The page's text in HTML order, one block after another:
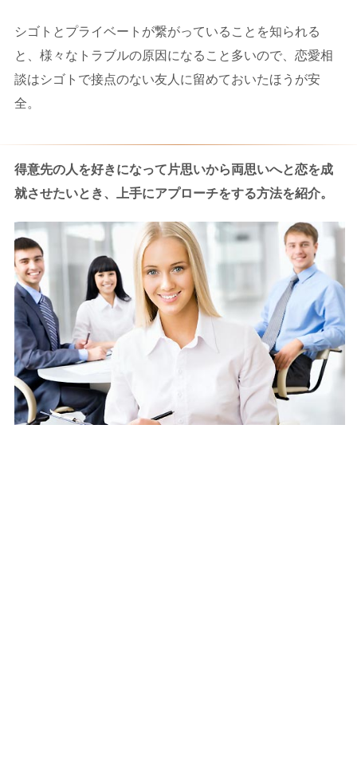
シゴトとプライベートが繋がっていることを知られる
と、様々なトラブルの原因になること多いので、恋愛相
談はシゴトで接点のない友人に留めておいたほうが安
全。
得意先の人を好きになって片思いから両思いへと恋を成
就させたいとき、上手にアプローチをする方法を紹介。